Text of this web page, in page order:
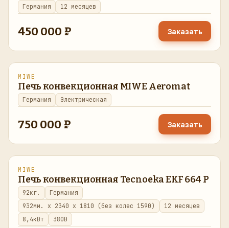
Германия 12 месяцев
450 000 ₽ Заказать
восстановлено
MIWE
Печь конвекционная MIWE Aeromat
Германия Электрическая
750 000 ₽ Заказать
восстановлено
MIWE
Печь конвекционная Tecnoeka EKF 664 P
92кг.
Германия
932мм. x 2340 x 1810 (без колес 1590)
12 месяцев
8,4кВт
380В